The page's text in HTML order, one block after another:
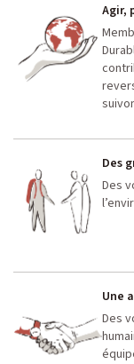
Agir,
Des
Des
Une
Des